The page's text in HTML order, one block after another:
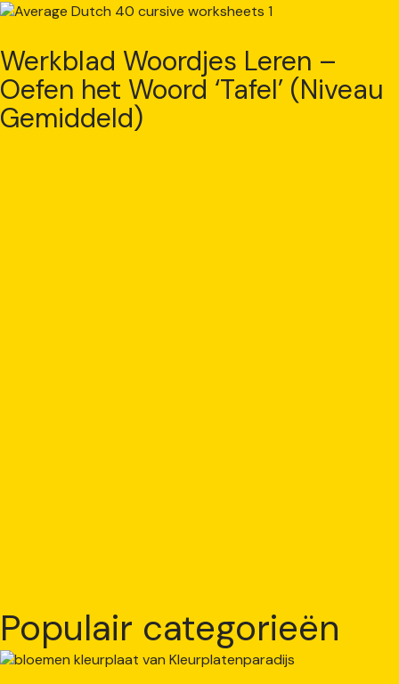
Werkblad Woordjes Leren –
Oefen het Woord ‘Tafel’ (Niveau
Gemiddeld)
Populair categorieën